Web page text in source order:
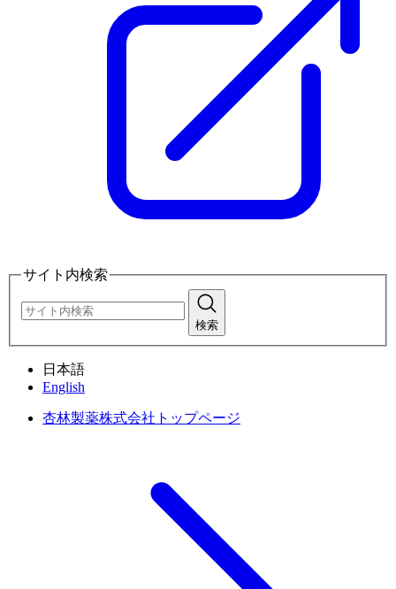
サイト内検索
検索
日本語
English
杏林製薬株式会社トップページ